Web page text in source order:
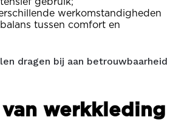
werkomstandigheden
tussen comfort en
dragen bij aan betrouwbaarheid
werkkleding